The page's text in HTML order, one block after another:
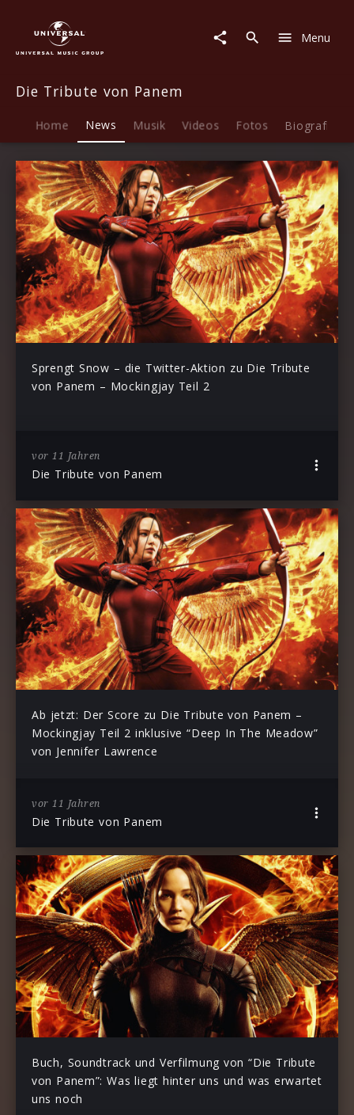
Panem
News
Menu
Die Tribute von Panem
Home News Musik Videos Fotos Biografie
Sprengt Snow – die Twitter-Aktion zu Die Tribute
von Panem – Mockingjay Teil 2
vor 11 Jahren
Die Tribute von Panem
Ab jetzt: Der Score zu Die Tribute von Panem –
Mockingjay Teil 2 inklusive “Deep In The Meadow”
von Jennifer Lawrence
vor 11 Jahren
Die Tribute von Panem
Buch, Soundtrack und Verfilmung von “Die Tribute
von Panem”: Was liegt hinter uns und was erwartet
uns noch